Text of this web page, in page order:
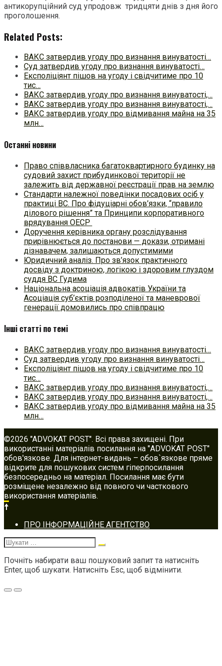
антикорупційний суд упродовж тридцяти днів з дня його
проголошення.
Related Posts:
ВАКС затвердив угоду про визнання винуватості…
Суд затвердив угоду про визнання винуватості…
Експоліціянт пішов на угоду і свідчитиме про 10
тис…
ВАКС затвердив угоду про визнання винуватості,…
ВАКС затвердив угоду про визнання винуватості,…
ВАКС затвердив угоду про відмивання майна на 35
млн…
Останні новини
Право співвласника багатоквартирного будинку на
судовий захист прибудинкової території не
залежить від державної реєстрації прав на землю
Стандарти належної поведінки посадових осіб у
практиці ВC. Про фідуціарні обов’язки, “правило
ділового рішення” та Принципи корпоративного
врядування ОЕСР
Доручення керівника органу розслідування
прирівнюється до постанови — докази, отримані
дізнавачем, залишаються допустимими
Юридичний аналіз. Про зв’язок практичного
досвіду з доктриною, логікою і здоровим глуздом
суддя ВС Гудима
Національна асоціація адвокатів України та
Асоціація суб’єктів розподіленої та маневрової
генерації домовились про співпрацю
Інші статті по темі
ВАКС затвердив угоду про визнання винуватості…
Суд затвердив угоду про визнання винуватості…
Експоліціянт пішов на угоду і свідчитиме про 10
тис…
ВАКС затвердив угоду про визнання винуватості,…
ВАКС затвердив угоду про визнання винуватості,…
ВАКС затвердив угоду про відмивання майна на 35
млн…
©2026 "ADVOKAT POST". Всі права захищені. При
використанні матеріалів посилання на "ADVOKAT POST"
обов'язкове. Для інтернет-видань – обов`язкове пряме
відкрите для пошукових систем гіперпосилання
безпосередньо на матеріал. Посилання має бути
розміщене незалежно від повного чи часткового
використання матеріалів.
Footer
navigation
ПРО ІНФОРМАЦІЙНЕ АГЕНТСТВО
Шукати:
Почніть набирати ваш пошуковий запит та натисніть
Enter, щоб шукати. Натисніть Esc, щоб відмінити.
Меню